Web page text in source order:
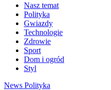
Nasz temat
Polityka
Gwiazdy
Technologie
Zdrowie
Sport
Dom i ogród
Styl
News Polityka